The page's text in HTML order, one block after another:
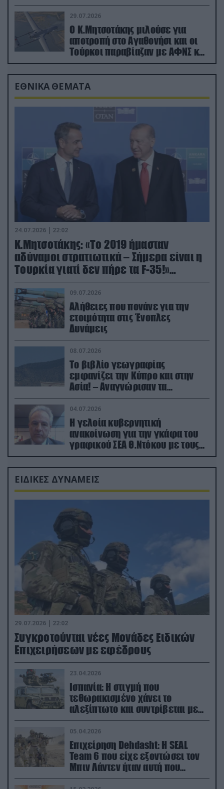
29.07.2026
Ο Κ.Μητσοτάκης μιλούσε για
αποτροπή στο Αγαθονήσι και οι
Τούρκοι παραβίαζαν με ΑΦΝΣ και
drone
ΕΘΝΙΚΑ ΘΕΜΑΤΑ
24.07.2026 | 22:02
Κ.Μητσοτάκης: «Το 2019 ήμασταν
αδύναμοι στρατιωτικά – Σήμερα είναι η
Τουρκία γιατί δεν πήρε τα F-35!»
(βίντεο)
09.07.2026
Αλήθειες που πονάνε για την
ετοιμότητα στις Ένοπλες
Δυνάμεις
08.07.2026
Το βιβλίο γεωγραφίας
εμφανίζει την Κύπρο και στην
Ασία! – Αναγνώρισαν τα
κατεχόμενα; (φωτο)
04.07.2026
Η γελοία κυβερνητική
ανακοίνωση για την γκάφα του
γραφικού ΣΕΑ Θ.Ντόκου με τους
Ρώσους φαρσέρ
ΕΙΔΙΚΕΣ ΔΥΝΑΜΕΙΣ
29.07.2026 | 22:02
Συγκροτούνται νέες Μονάδες Ειδικών
Επιχειρήσεων με εφέδρους
23.04.2026
Ισπανία: Η στιγμή που
τεθωρακισμένο χάνει το
αλεξίπτωτο και συντρίβεται με
ορμή στο έδαφος (βίντεο)
05.04.2026
Επιχείρηση Dehdasht: Η SEAL
Team 6 που είχε εξοντώσει τον
Μπιν Λάντεν ήταν αυτή που
διέσωσε τον πιλότο του F-15